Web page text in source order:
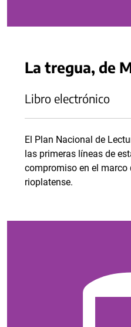
La tregua, de
Libro electrónico
El Plan Nacional de
las primeras líneas de
compromiso en el marco
rioplatense.